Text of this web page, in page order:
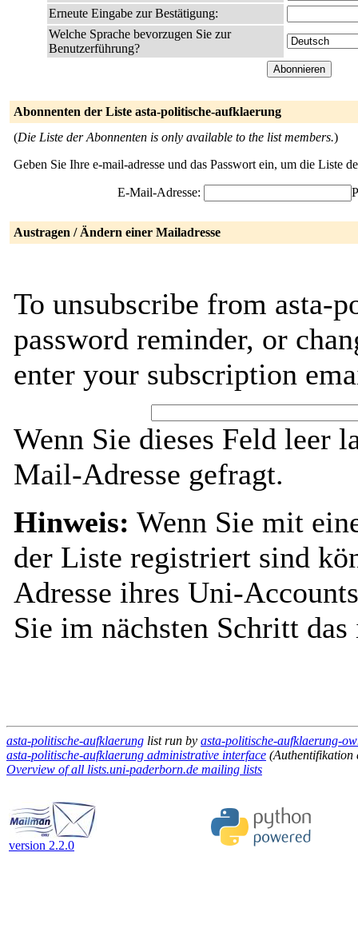
Erneute Eingabe zur Bestätigung:
Welche Sprache bevorzugen Sie zur
Benutzerführung?
Abonnenten der Liste asta-politische-aufklaerung
(Die Liste der Abonnenten is only available to the list members.)
Geben Sie Ihre e-mail-adresse und das Passwort ein, um die Liste
E-Mail-Adresse:
Austragen / Ändern einer Mailadresse
To unsubscribe from asta-
password reminder, or
enter your subscription
Wenn Sie dieses Feld leer
Mail-Adresse gefragt.
Hinweis: Wenn Sie mit
der Liste registriert sind
Adresse ihres Uni-
Sie im nächsten Schritt
asta-politische-aufklaerung list run by asta-politische-aufklaerung-
asta-politische-aufklaerung administrative interface (Authentifikation
Overview of all lists.uni-paderborn.de mailing lists
version 2.2.0